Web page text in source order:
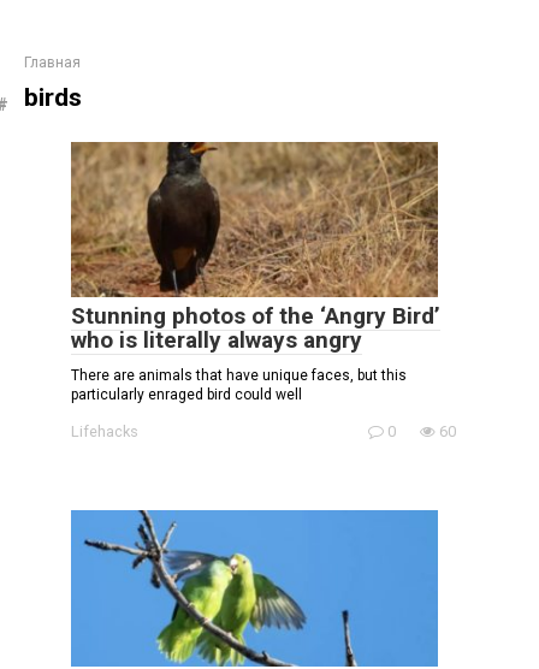
Главная
birds
Stunning photos of the ‘Angry Bird’
who is literally always angry
There are animals that have unique faces, but this
particularly enraged bird could well
Lifehacks 0 60